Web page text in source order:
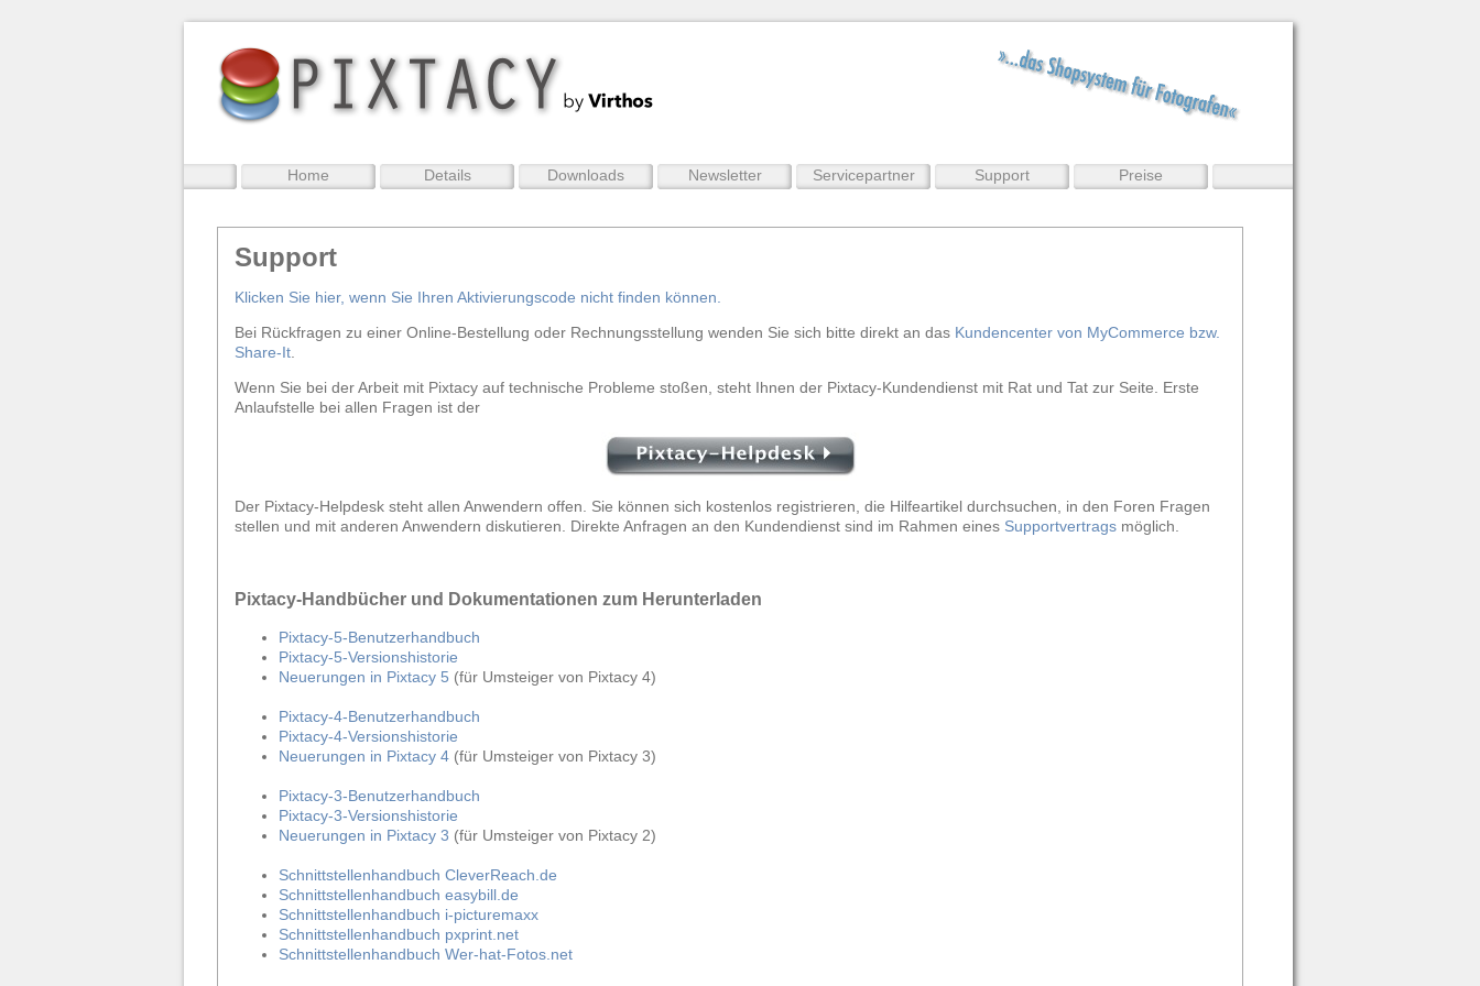
Home Details Downloads Newsletter Servicepartner Support Preise
Support
Klicken Sie hier, wenn Sie Ihren Aktivierungscode nicht finden können.
Bei Rückfragen zu einer Online-Bestellung oder Rechnungsstellung wenden Sie sich bitte direkt an das Kundencenter von MyCommerce bzw.
Share-It
Wenn Sie bei der Arbeit mit Pixtacy auf technische Probleme stoßen, steht Ihnen der Pixtacy-Kundendienst mit Rat und Tat zur Seite. Erste
Anlaufstelle bei allen Fragen ist der
Der Pixtacy-Helpdesk steht allen Anwendern offen. Sie können sich kostenlos registrieren, die Hilfeartikel durchsuchen, in den Foren Fragen
stellen und mit anderen Anwendern diskutieren. Direkte Anfragen an den Kundendienst sind im Rahmen eines Supportvertrags möglich.
Pixtacy-Handbücher und Dokumentationen zum Herunterladen
Pixtacy-5-Benutzerhandbuch
Pixtacy-5-Versionshistorie
Neuerungen in Pixtacy 5 (für Umsteiger von Pixtacy 4)
Pixtacy-4-Benutzerhandbuch
Pixtacy-4-Versionshistorie
Neuerungen in Pixtacy 4 (für Umsteiger von Pixtacy 3)
Pixtacy-3-Benutzerhandbuch
Pixtacy-3-Versionshistorie
Neuerungen in Pixtacy 3 (für Umsteiger von Pixtacy 2)
Schnittstellenhandbuch CleverReach.de
Schnittstellenhandbuch easybill.de
Schnittstellenhandbuch i-picturemaxx
Schnittstellenhandbuch pxprint.net
Schnittstellenhandbuch Wer-hat-Fotos.net